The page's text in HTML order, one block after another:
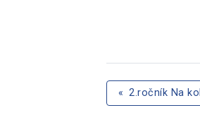
« 2.ročník Na